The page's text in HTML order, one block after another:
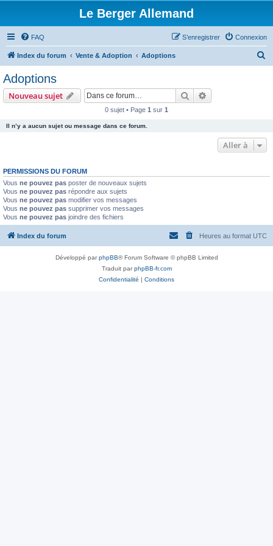
Le Berger Allemand
FAQ Connexion
S’enregistrer
Index du forum Vente & Adoption Adoptions
Adoptions
Nouveau sujet Rechercher
0 sujet • Page 1 sur 1
Il n’y a aucun sujet ou message dans ce forum.
Aller à
PERMISSIONS DU FORUM
Vous ne pouvez pas poster de nouveaux sujets
Vous ne pouvez pas répondre aux sujets
Vous ne pouvez pas modifier vos messages
Vous ne pouvez pas supprimer vos messages
Vous ne pouvez pas joindre des fichiers
Index du forum Heures au format UTC
Développé parphpBB® Forum Software © phpBB Limited
Traduit parphpBB-fr.com
Confidentialité | Conditions